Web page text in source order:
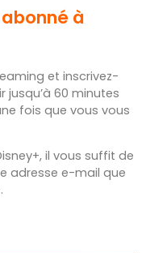
à
et inscrivez-
jusqu’à 60 minutes
fois que vous vous
il vous suffit de
adresse e-mail que